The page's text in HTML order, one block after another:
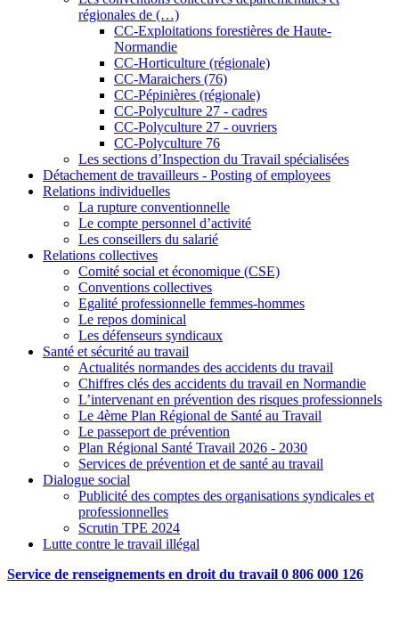
régionales de (…)
CC-Exploitations forestières de Haute-
Normandie
CC-Horticulture (régionale)
CC-Maraichers (76)
CC-Pépinières (régionale)
CC-Polyculture 27 - cadres
CC-Polyculture 27 - ouvriers
CC-Polyculture 76
Les sections d’Inspection du Travail spécialisées
Détachement de travailleurs - Posting of employees
Relations individuelles
La rupture conventionnelle
Le compte personnel d’activité
Les conseillers du salarié
Relations collectives
Comité social et économique (CSE)
Conventions collectives
Egalité professionnelle femmes-hommes
Le repos dominical
Les défenseurs syndicaux
Santé et sécurité au travail
Actualités normandes des accidents du travail
Chiffres clés des accidents du travail en Normandie
L’intervenant en prévention des risques professionnels
Le 4ème Plan Régional de Santé au Travail
Le passeport de prévention
Plan Régional Santé Travail 2026 - 2030
Services de prévention et de santé au travail
Dialogue social
Publicité des comptes des organisations syndicales et
professionnelles
Scrutin TPE 2024
Lutte contre le travail illégal
Service de renseignements en droit du travail 0 806 000 126